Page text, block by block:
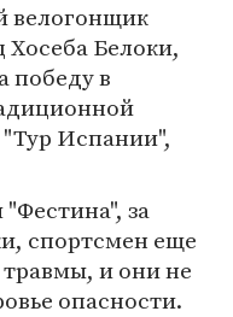
велогонщик
Белоки,
победу в
Испании",
за
спортсмен еще
и они не
опасности.